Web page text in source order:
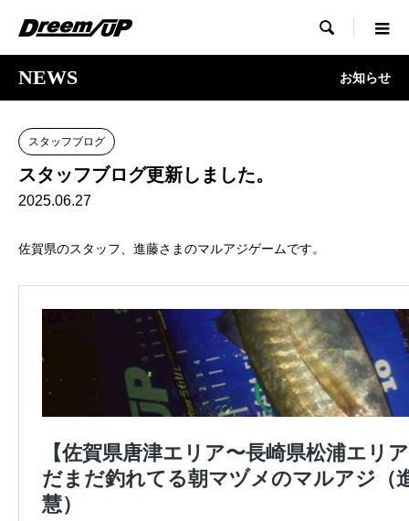

NEWS お知らせ
スタッフブログ
スタッフブログ更新しました。
2025.06.27
佐賀県のスタッフ、進藤さまのマルアジゲームです。